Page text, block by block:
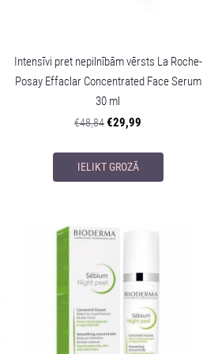
Intensīvi pret nepilnībām vērsts La Roche-
Posay Effaclar Concentrated Face Serum
30 ml
€48,84€29,99
IELIKT GROZĀ